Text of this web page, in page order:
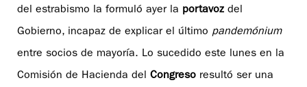
del estrabismo la formuló ayer la portavoz del
Gobierno, incapaz de explicar el último pandemónium
entre socios de mayoría. Lo sucedido este lunes en la
Comisión de Hacienda del Congreso resultó ser una